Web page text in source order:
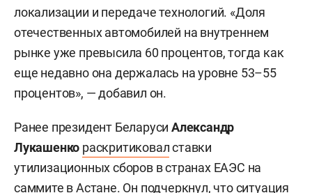
локализации и передаче технологий. «Доля
отечественных автомобилей на внутреннем
рынке уже превысила 60 процентов, тогда как
еще недавно она держалась на уровне 53–55
процентов», — добавил он.
Ранее президент Беларуси Александр
Лукашенко раскритиковалставки
утилизационных сборов в странах ЕАЭС на
саммите в Астане. Он подчеркнул, что ситуация